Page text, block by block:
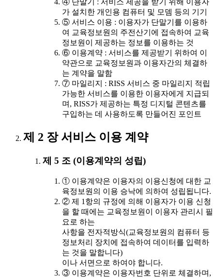
④ 단말기 : 서비스 제공을 받기 위해 이용자
가 설치한 개인용 컴퓨터 및 모뎀 등의 기기
⑤ 서비스 이용 : 이용자가 단말기를 이용하
여 교육정보원의 주전산기에 접속하여 교육
정보원이 제공하는 정보를 이용하는 것
⑥ 이용계약 : 서비스를 제공받기 위하여 이
약관으로 교육정보원과 이용자간의 체결하
는 계약을 말함
⑦ 마일리지 : RISS 서비스 중 마일리지 적립
가능한 서비스를 이용한 이용자에게 지급되
며, RISS가 제공하는 특정 디지털 콘텐츠를
구입하는 데 사용하도록 만들어진 포인트
제 2 장 서비스 이용 계약
제 5 조 (이용계약의 성립)
① 이용계약은 이용자의 이용신청에 대한 교
육정보원의 이용 승낙에 의하여 성립됩니다.
② 제 1항의 규정에 의해 이용자가 이용 신청
을 할 때에는 교육정보원이 이용자 관리시 필
요로 하는
사항을 전자적방식(교육정보원의 컴퓨터 등
정보처리 장치에 접속하여 데이터를 입력하
는 것을 말합니다)
이나 서면으로 하여야 합니다.
③ 이용계약은 이용자번호 단위로 체결하며,